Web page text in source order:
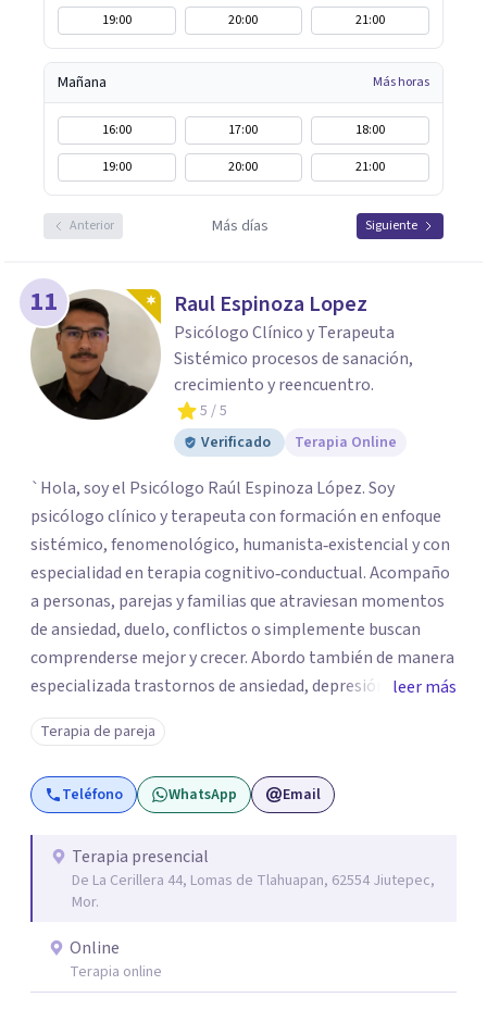
19:00 20:00 21:00
Mañana Más horas
16:00 17:00
18:00
19:00
20:00 21:00
Anterior Más días Siguiente
11 Raul Espinoza Lopez
Psicólogo Clínico y Terapeuta
Sistémico procesos de sanación,
crecimiento y reencuentro.
5 / 5
Verificado
Terapia Online
`Hola, soy el Psicólogo Raúl Espinoza López. Soy
psicólogo clínico y terapeuta con formación en enfoque
sistémico, fenomenológico, humanista‑existencial y con
especialidad en terapia cognitivo‑conductual. Acompaño
a personas, parejas y familias que atraviesan momentos
de ansiedad, duelo, conflictos o simplemente buscan
comprenderse mejor y crecer. Abordo también de manera
especializada trastornos de ansiedad, depresión,
trastornos de atención e hiperactividad, trastornos del
estado de ánimo, problemas emocionales y
conductuales, así como dificultades en el manejo del
estrés y las emociones. Mi espacio es seguro, respetuoso
mi labor es escucharte con atención, acompañarte a dar
sentido a lo que vives y construir juntos caminos hacia tu
bienestar. Gracias por confiar en este camino.`
leer más
Terapia de pareja
Teléfono WhatsApp Email
Terapia presencial
De La Cerillera 44, Lomas de Tlahuapan, 62554 Jiutepec,
Mor.
Online
Terapia online